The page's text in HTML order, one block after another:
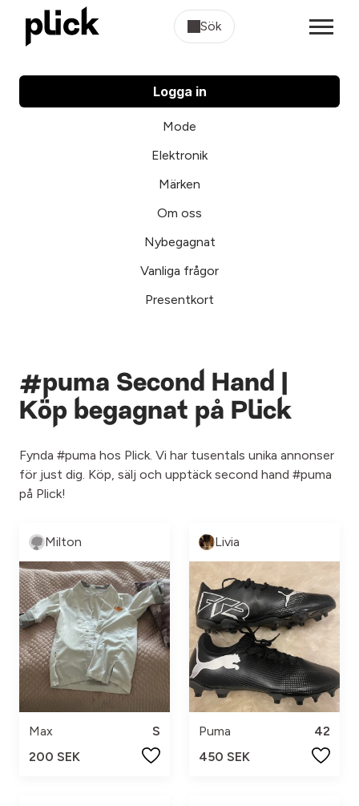
Sök
Logga in
Mode
Elektronik
Märken
Om oss
Nybegagnat
Vanliga frågor
Presentkort
#puma Second Hand |
Köp begagnat på Plick
Fynda #puma hos Plick. Vi har tusentals unika annonser
för just dig. Köp, sälj och upptäck second hand #puma
på Plick!
Milton
Max
S
200 SEK
Livia
Puma
42
450 SEK